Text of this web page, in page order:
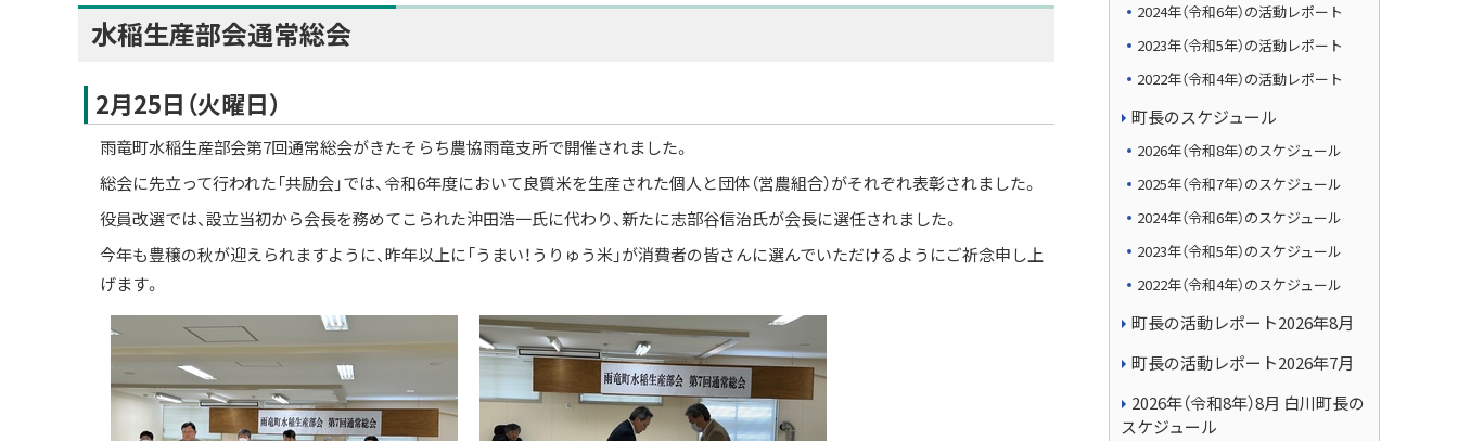
水稲生産部会通常総会
2月25日（火曜日）
雨竜町水稲生産部会第7回通常総会がきたそらち農協雨竜支所で開催されました。
総会に先立って行われた「共励会」では、令和6年度において良質米を生産された個人と団体（営農組合）がそれぞれ表彰されました。
役員改選では、設立当初から会長を務めてこられた沖田浩一氏に代わり、新たに志部谷信治氏が会長に選任されました。
今年も豊穣の秋が迎えられますように、昨年以上に「うまい！うりゅう米」が消費者の皆さんに選んでいただけるようにご祈念申し上
げます。
2024年（令和6年）の活動レポート
2023年（令和5年）の活動レポート
2022年（令和4年）の活動レポート
町長のスケジュール
2026年（令和8年）のスケジュール
2025年（令和7年）のスケジュール
2024年（令和6年）のスケジュール
2023年（令和5年）のスケジュール
2022年（令和4年）のスケジュール
町長の活動レポート2026年8月
町長の活動レポート2026年7月
2026年（令和8年）8月 白川町長の
スケジュール